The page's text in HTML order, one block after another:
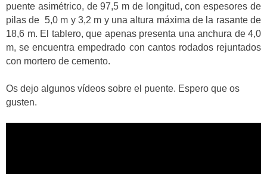
puente asimétrico, de 97,5 m de longitud, con espesores de
pilas de 5,0 m y 3,2 m y una altura máxima de la rasante de
18,6 m. El tablero, que apenas presenta una anchura de 4,0
m, se encuentra empedrado con cantos rodados rejuntados
con mortero de cemento.
Os dejo algunos vídeos sobre el puente. Espero que os
gusten.